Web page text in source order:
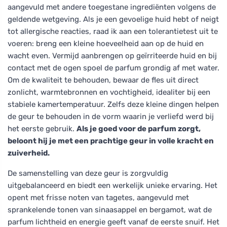
aangevuld met andere toegestane ingrediënten volgens de
geldende wetgeving. Als je een gevoelige huid hebt of neigt
tot allergische reacties, raad ik aan een tolerantietest uit te
voeren: breng een kleine hoeveelheid aan op de huid en
wacht even. Vermijd aanbrengen op geïrriteerde huid en bij
contact met de ogen spoel de parfum grondig af met water.
Om de kwaliteit te behouden, bewaar de fles uit direct
zonlicht, warmtebronnen en vochtigheid, idealiter bij een
stabiele kamertemperatuur. Zelfs deze kleine dingen helpen
de geur te behouden in de vorm waarin je verliefd werd bij
het eerste gebruik. Als je goed voor de parfum zorgt,
beloont hij je met een prachtige geur in volle kracht en
zuiverheid.
De samenstelling van deze geur is zorgvuldig
uitgebalanceerd en biedt een werkelijk unieke ervaring. Het
opent met frisse noten van tagetes, aangevuld met
sprankelende tonen van sinaasappel en bergamot, wat de
parfum lichtheid en energie geeft vanaf de eerste snuif. Het